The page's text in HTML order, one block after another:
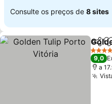
Consulte os preços de 8 sites
4
9,0
a